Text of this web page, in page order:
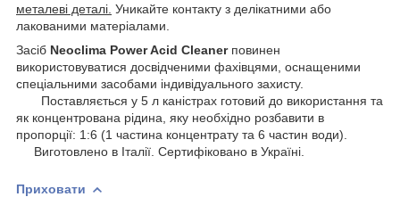
металеві деталі. Уникайте контакту з делікатними або
лакованими матеріалами.
Засіб Neoclima Power Acid Cleanerповинен
використовуватися досвідченими фахівцями, оснащеними
спеціальними засобами індивідуального захисту.
Поставляється у 5 л каністрах готовий до використання та
як концентрована рідина, яку необхідно розбавити в
пропорції: 1:6 (1 частина концентрату та 6 частин води).
Виготовлено в Італії. Сертифіковано в Україні.
Приховати